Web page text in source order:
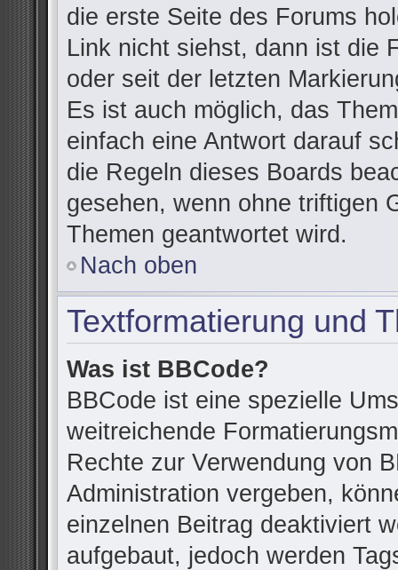
die erste Seite des Forums
Link nicht siehst, dann ist die
oder seit der letzten
Es ist auch möglich, das
einfach eine Antwort darauf
die Regeln dieses Boards
gesehen, wenn ohne triftigen
Themen geantwortet wird.
Nach oben
Textformatierung und
Was ist BBCode?
BBCode ist eine spezielle
weitreichende
Rechte zur Verwendung von
Administration vergeben,
einzelnen Beitrag deaktiviert
aufgebaut, jedoch werden